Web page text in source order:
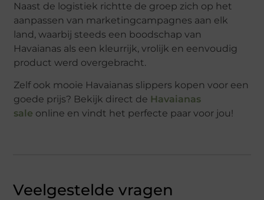
Naast de logistiek richtte de groep zich op het
aanpassen van marketingcampagnes aan elk
land, waarbij steeds een boodschap van
Havaianas als een kleurrijk, vrolijk en eenvoudig
product werd overgebracht.
Zelf ook mooie Havaianas slippers kopen voor een
goede prijs? Bekijk direct de Havaianas
sale online en vindt het perfecte paar voor jou!
Veelgestelde vragen